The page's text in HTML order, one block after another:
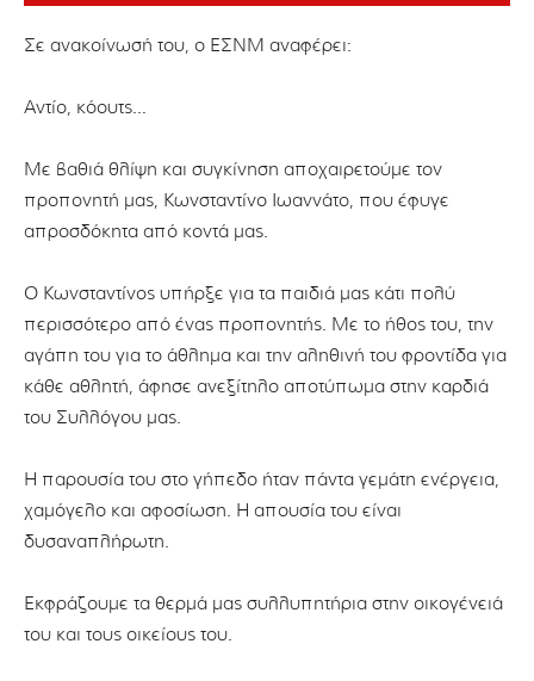
Σε ανακοίνωσή του, ο ΕΣΝΜ αναφέρει:
Αντίο, κόουτς…
Με βαθιά θλίψη και συγκίνηση αποχαιρετούμε τον
προπονητή μας, Κωνσταντίνο Ιωαννάτο, που έφυγε
απροσδόκητα από κοντά μας.
Ο Κωνσταντίνος υπήρξε για τα παιδιά μας κάτι πολύ
περισσότερο από ένας προπονητής. Με το ήθος του, την
αγάπη του για το άθλημα και την αληθινή του φροντίδα για
κάθε αθλητή, άφησε ανεξίτηλο αποτύπωμα στην καρδιά
του Συλλόγου μας.
Η παρουσία του στο γήπεδο ήταν πάντα γεμάτη ενέργεια,
χαμόγελο και αφοσίωση. Η απουσία του είναι
δυσαναπλήρωτη.
Εκφράζουμε τα θερμά μας συλλυπητήρια στην οικογένειά
του και τους οικείους του.